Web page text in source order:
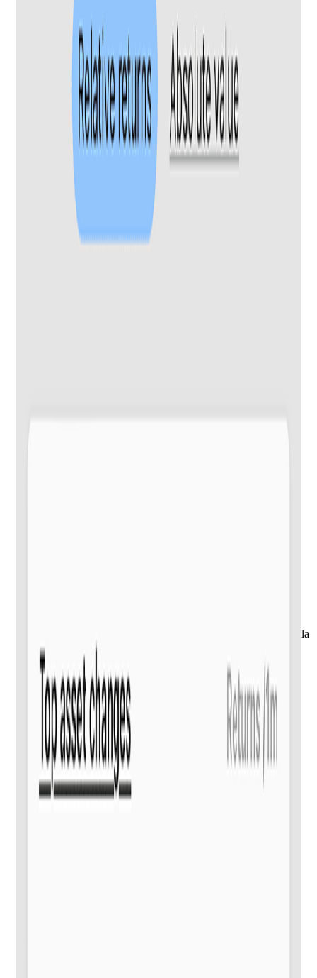
dividendos en acciones con contabilidad por lotes, para que la
curva de capitalización refleje tu patrón de reinversión real,
sin aproximaciones que ignoren el precio de mercado en el
momento de la reinversión.